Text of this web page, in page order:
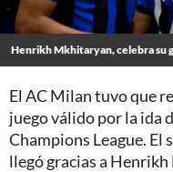
Henrikh Mkhitaryan, celebra su
El AC Milan tuvo que
juego válido por la ida
Champions League. El
llegó gracias a